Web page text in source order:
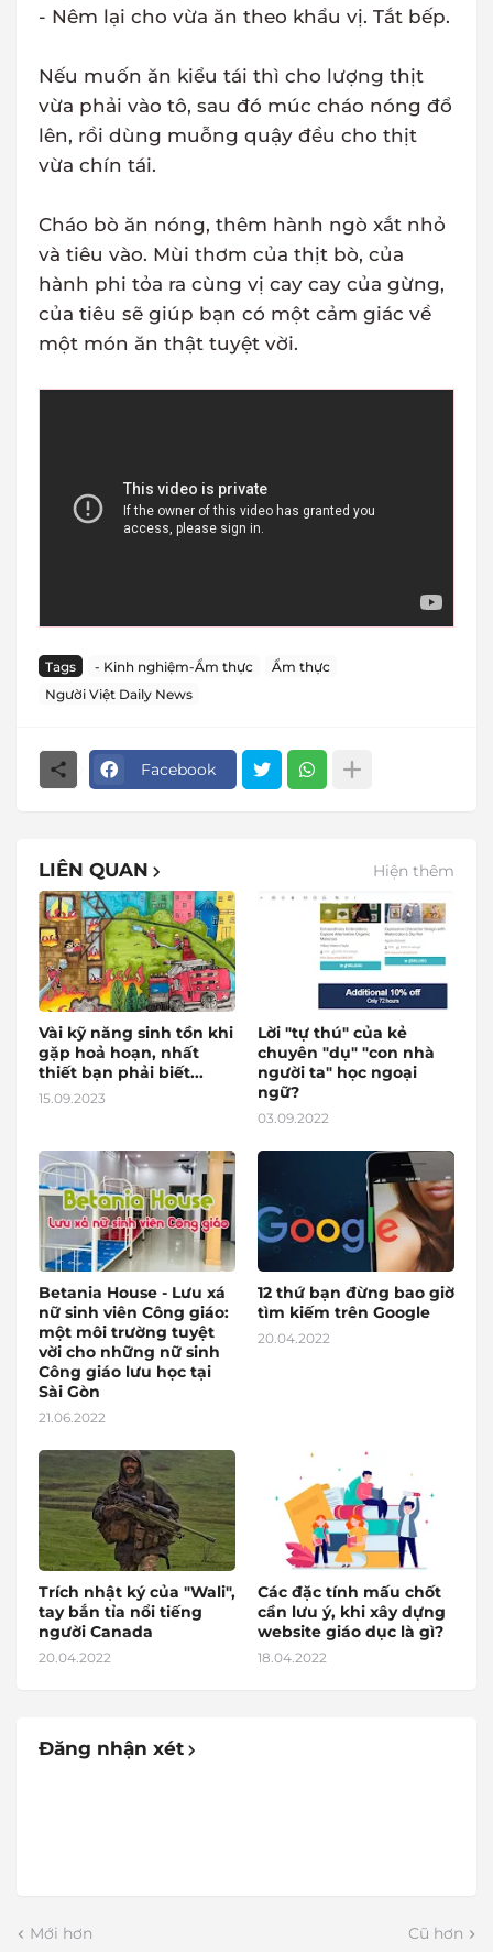
- Nêm lại cho vừa ăn theo khẩu vị. Tắt bếp.
Nếu muốn ăn kiểu tái thì cho lượng thịt
vừa phải vào tô, sau đó múc cháo nóng đổ
lên, rồi dùng muỗng quậy đều cho thịt
vừa chín tái.
Cháo bò ăn nóng, thêm hành ngò xắt nhỏ
và tiêu vào. Mùi thơm của thịt bò, của
hành phi tỏa ra cùng vị cay cay của gừng,
của tiêu sẽ giúp bạn có một cảm giác về
một món ăn thật tuyệt vời.
Tags - Kinh nghiệm-Ẩm thực
Ẩm thực
Người Việt Daily News
Facebook
LIÊN QUAN Hiện thêm
Vài kỹ năng sinh tồn khi
gặp hoả hoạn, nhất
thiết bạn phải biết...
15.09.2023
Lời "tự thú" của kẻ
chuyên "dụ" "con nhà
người ta" học ngoại
ngữ?
03.09.2022
Betania House - Lưu xá
nữ sinh viên Công giáo:
một môi trường tuyệt
vời cho những nữ sinh
Công giáo lưu học tại
Sài Gòn
21.06.2022
12 thứ bạn đừng bao giờ
tìm kiếm trên Google
20.04.2022
Trích nhật ký của "Wali",
tay bắn tỉa nổi tiếng
người Canada
20.04.2022
Các đặc tính mấu chốt
cần lưu ý, khi xây dựng
website giáo dục là gì?
18.04.2022
Đăng nhận xét
Mới hơn Cũ hơn